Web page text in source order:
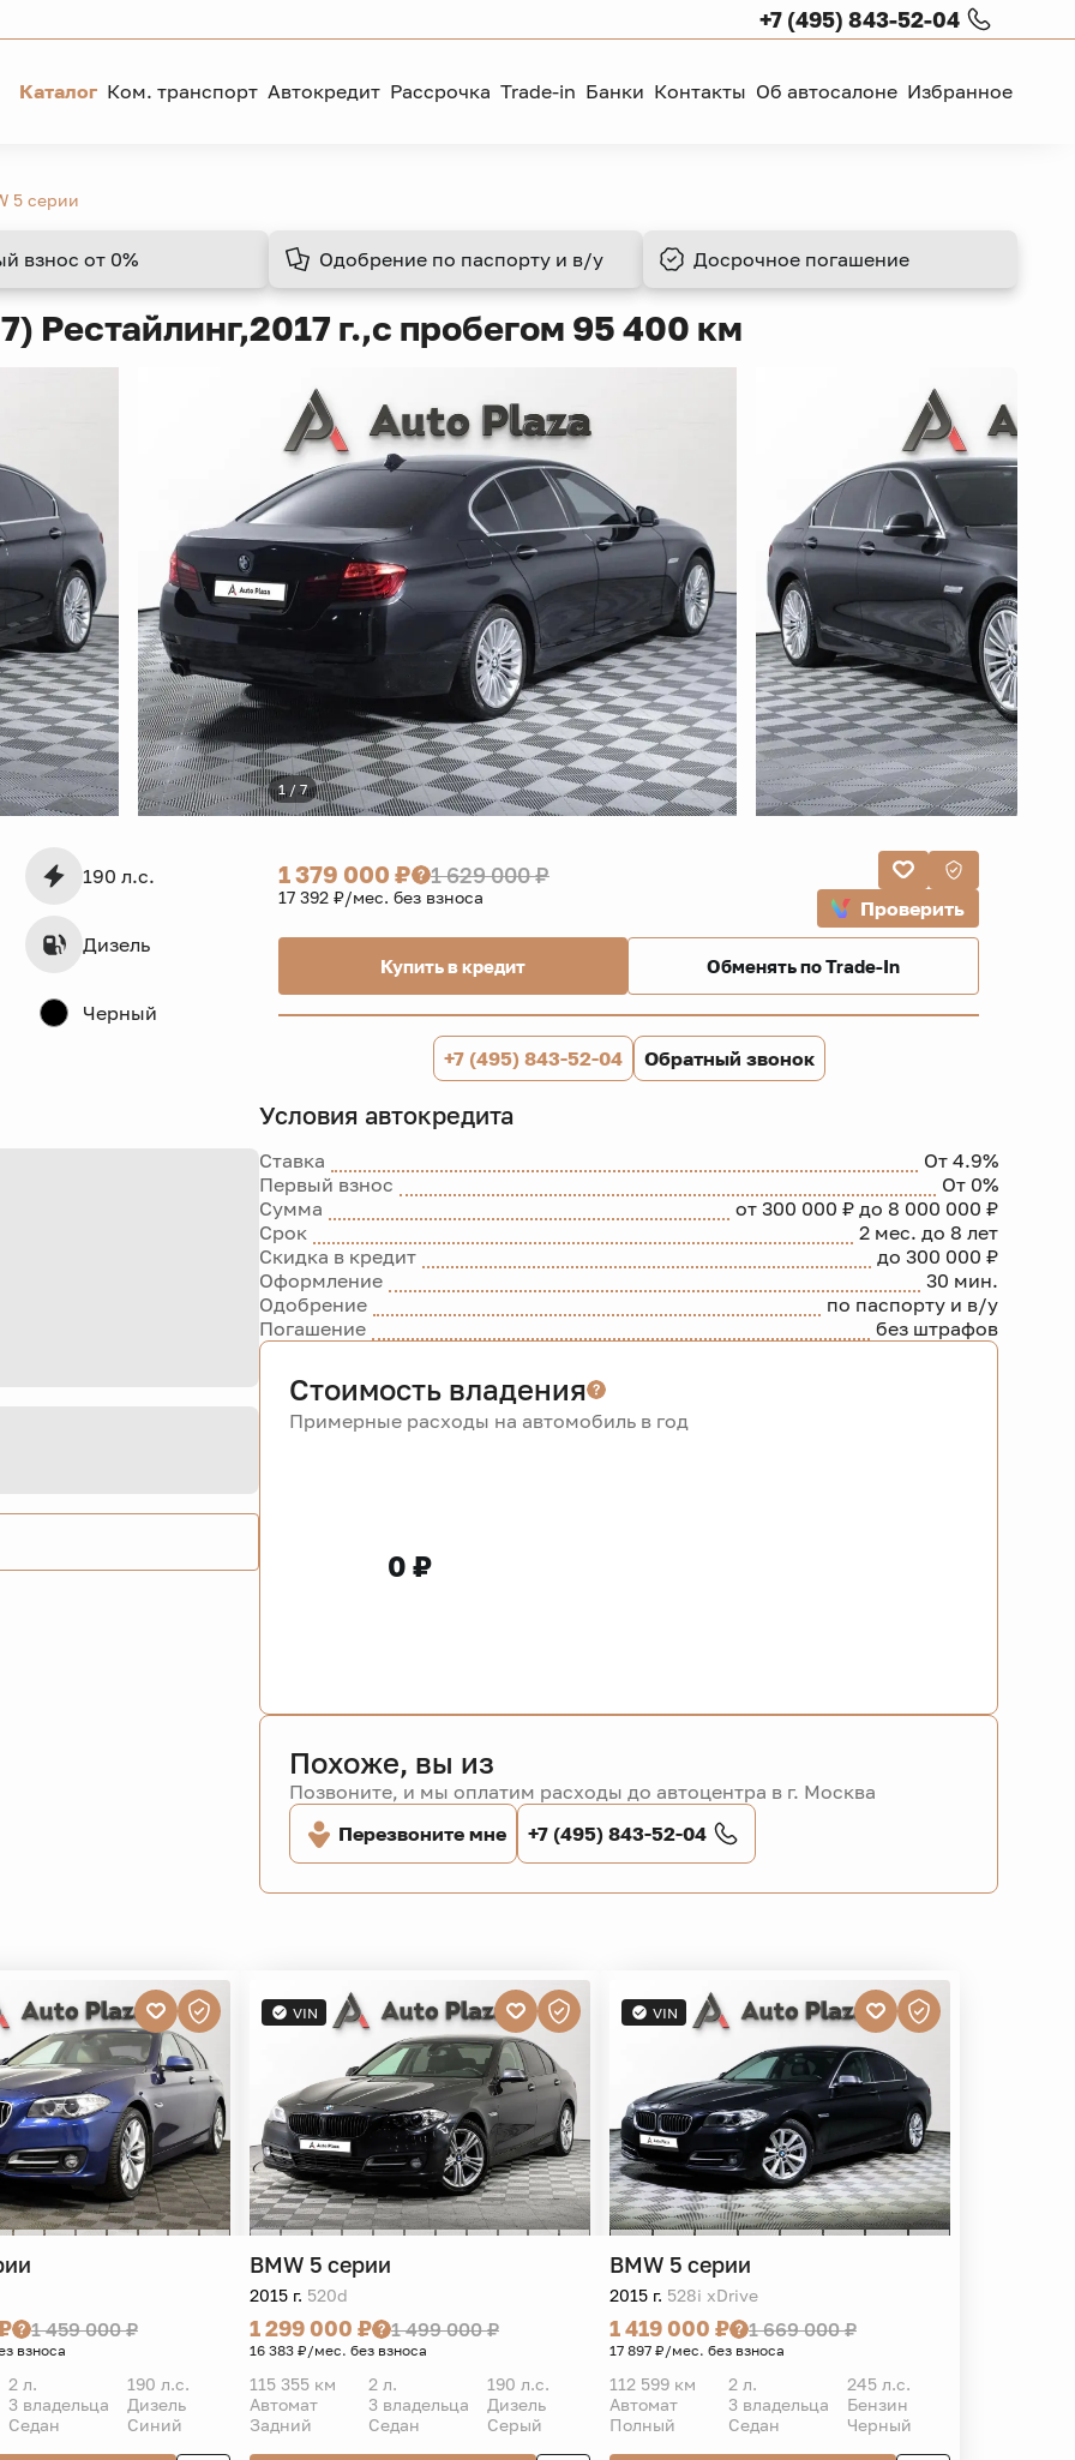
+7 (495) 843-52-04
Каталог Ком. транспорт Автокредит Рассрочка Trade-in Банки Контакты Об автосалоне Избранное
5 серии
взнос от 0% Одобрение по паспорту и в/у Досрочное погашение
Рестайлинг,2017 г.,с пробегом 95 400 км
1 / 7
190 л.с.
Дизель
Черный
1 379 000 ₽ 1 629 000 ₽
17 392 ₽/мес. без взноса Проверить
Купить в кредит Обменять по Trade-In
+7 (495) 843-52-04 Обратный звонок
Условия автокредита
Ставка
От 4.9%
Первый взнос
От 0%
Сумма
от 300 000 ₽ до 8 000 000 ₽
Срок
2 мес. до 8 лет
Скидка в кредит
до 300 000 ₽
Оформление
30 мин.
Одобрение
по паспорту и в/у
Погашение
без штрафов
Стоимость владения
Примерные расходы на автомобиль в год
0 ₽
Похоже, вы из
Позвоните, и мы оплатим расходы до автоцентра в г. Москва
Перезвоните мне
+7 (495) 843-52-04
1 459 000 ₽
взноса
2 л.
190 л.с.
3 владельца
Дизель
Седан
Синий
VIN
BMW 5 серии
2015 г. 520d
1 299 000 ₽ 1 499 000 ₽
16 383 ₽/мес. без взноса
115 355 км 2 л.
190 л.с.
Автомат
3 владельца
Дизель
Задний
Седан Серый
VIN
BMW 5 серии
2015 г. 528i xDrive
1 419 000 ₽ 1 669 000 ₽
17 897 ₽/мес. без взноса
112 599 км 2 л.
245 л.с.
Автомат
3 владельца
Бензин
Полный
Седан Черный